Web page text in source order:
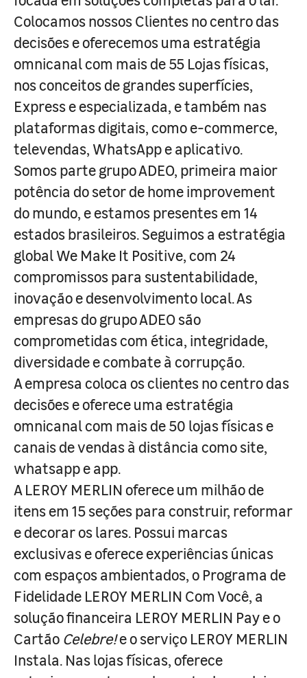
Colocamos nossos Clientes no centro das
decisões e oferecemos uma estratégia
omnicanal com mais de 55 Lojas físicas,
nos conceitos de grandes superfícies,
Express e especializada, e também nas
plataformas digitais, como e-commerce,
televendas, WhatsApp e aplicativo.
Somos parte grupo ADEO, primeira maior
potência do setor de home improvement
do mundo, e estamos presentes em 14
estados brasileiros. Seguimos a estratégia
global We Make It Positive, com 24
compromissos para sustentabilidade,
inovação e desenvolvimento local. As
empresas do grupo ADEO são
comprometidas com ética, integridade,
diversidade e combate à corrupção.
A empresa coloca os clientes no centro das
decisões e oferece uma estratégia
omnicanal com mais de 50 lojas físicas e
canais de vendas à distância como site,
whatsapp e app.
A LEROY MERLIN oferece um milhão de
itens em 15 seções para construir, reformar
e decorar os lares. Possui marcas
exclusivas e oferece experiências únicas
com espaços ambientados, o Programa de
Fidelidade LEROY MERLIN Com Você, a
solução financeira LEROY MERLIN Pay e o
Cartão Celebre!e o serviço LEROY MERLIN
Instala. Nas lojas físicas, oferece